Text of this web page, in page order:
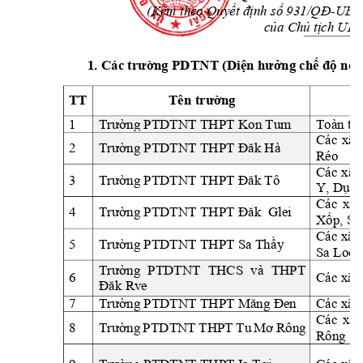
(Kèm theo Quyết định số 931/QĐ-
của Chủ tịch
1. Các trường PDTNT (Diện hưởng chế độ nộ
TT
Tên trường
1 Trường PTDTNT THPT Kon Tum Toàn
2 Trường PTDTNT THPT Đăk Hà
Các xã:
Réo
3
Trường PTDTNT THPT Đăk Tô
Các xã:
Y, Dục
4 Trường PTDTNT THPT Đăk  Glei
Các xã:
Xốp,
5 Trường PTDTNT THPT Sa Thầy
Các xã:
Sa
6
Trường PTDTNT THCS và THPT
Đăk Rve
Các xã:
7 Trường PTDTNT THPT Măng Đen Các xã:
8 Trường PTDTNT THPT Tu Mơ Rông
Các xã:
Rông